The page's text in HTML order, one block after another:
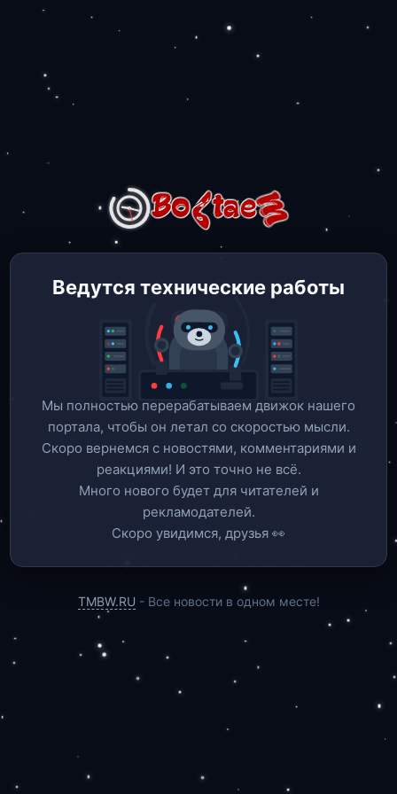
Ведутся технические работы
Мы полностью перерабатываем движок нашего
портала, чтобы он летал со скоростью мысли.
Скоро вернемся c новостями, комментариями и
реакциями! И это точно не всё.
Много нового будет для читателей и
рекламодателей.
Скоро увидимся, друзья 👀
TMBW.RU - Все новости в одном месте!